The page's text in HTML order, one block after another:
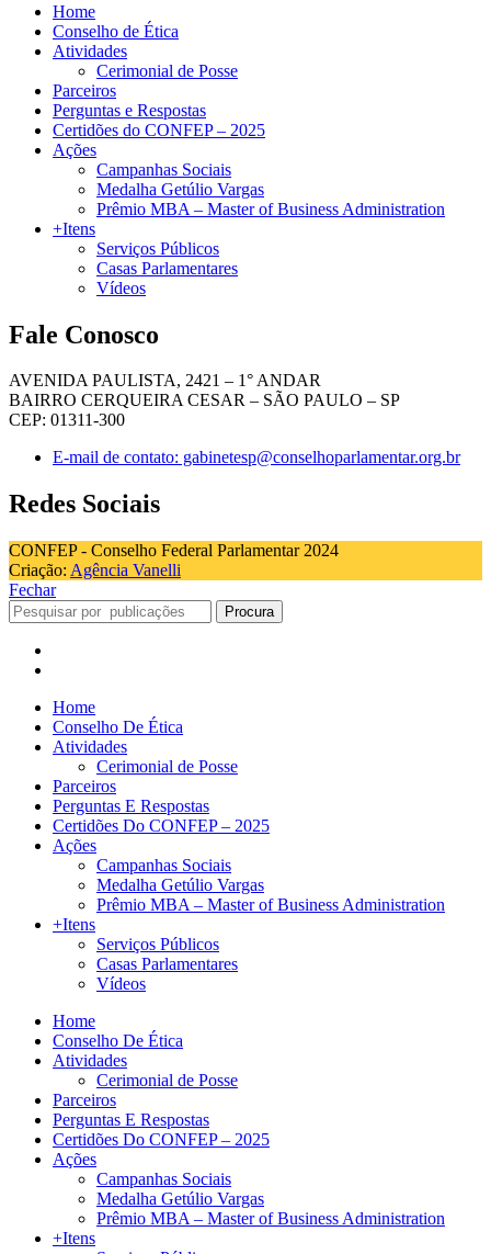
Home
Conselho de Ética
Atividades
Cerimonial de Posse
Parceiros
Perguntas e Respostas
Certidões do CONFEP – 2025
Ações
Campanhas Sociais
Medalha Getúlio Vargas
Prêmio MBA – Master of Business Administration
+Itens
Serviços Públicos
Casas Parlamentares
Vídeos
Fale Conosco
AVENIDA PAULISTA, 2421 – 1° ANDAR
BAIRRO CERQUEIRA CESAR – SÃO PAULO – SP
CEP: 01311-300
E-mail de contato: gabinetesp@conselhoparlamentar.org.br
Redes Sociais
CONFEP - Conselho Federal Parlamentar 2024
Criação: Agência Vanelli
Fechar
Procura
Home
Conselho De Ética
Atividades
Cerimonial de Posse
Parceiros
Perguntas E Respostas
Certidões Do CONFEP – 2025
Ações
Campanhas Sociais
Medalha Getúlio Vargas
Prêmio MBA – Master of Business Administration
+Itens
Serviços Públicos
Casas Parlamentares
Vídeos
Home
Conselho De Ética
Atividades
Cerimonial de Posse
Parceiros
Perguntas E Respostas
Certidões Do CONFEP – 2025
Ações
Campanhas Sociais
Medalha Getúlio Vargas
Prêmio MBA – Master of Business Administration
+Itens